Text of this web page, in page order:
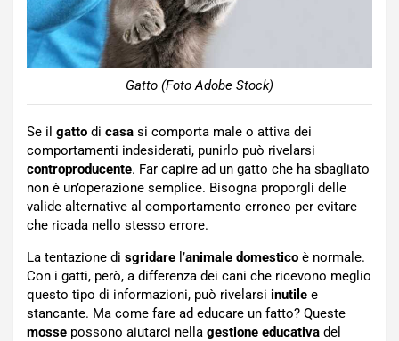
Gatto (Foto Adobe Stock)
Se il gatto di casa si comporta male o attiva dei
comportamenti indesiderati, punirlo può rivelarsi
controproducente. Far capire ad un gatto che ha sbagliato
non è un’operazione semplice. Bisogna proporgli delle
valide alternative al comportamento erroneo per evitare
che ricada nello stesso errore.
La tentazione di sgridare l’animale domestico è normale.
Con i gatti, però, a differenza dei cani che ricevono meglio
questo tipo di informazioni, può rivelarsi inutile e
stancante. Ma come fare ad educare un fatto? Queste
mosse possono aiutarci nella gestione educativa del